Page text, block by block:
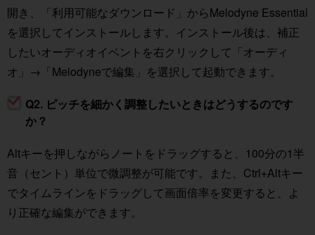
開き、「利用可能なダウンロード」からMelodyne Essential
を選択してインストールします。インストール後は、補正
したいオーディオイベントを右クリックして「オーディ
オ」→「Melodyneで編集」を選択して起動できます。
Q2. ピッチを細かく調整したいときはどうするのです
か？
Altキーを押しながらノートをドラッグすると、100分の1半
音（セント）単位で微調整が可能です。また、Ctrl+Altキー
でタイムラインをドラッグして画面倍率を変更すると、よ
り正確な編集ができます。